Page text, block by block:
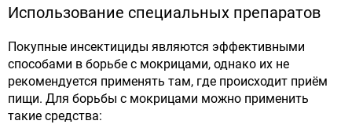
Использование специальных препаратов
Покупные инсектициды являются эффективными
способами в борьбе с мокрицами, однако их не
рекомендуется применять там, где происходит приём
пищи. Для борьбы с мокрицами можно применить
такие средства: